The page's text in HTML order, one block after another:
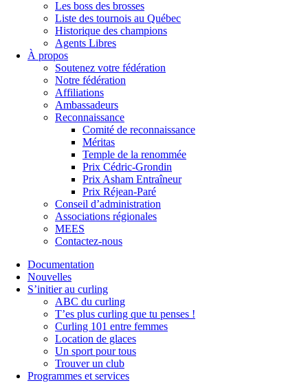
Les boss des brosses
Liste des tournois au Québec
Historique des champions
Agents Libres
À propos
Soutenez votre fédération
Notre fédération
Affiliations
Ambassadeurs
Reconnaissance
Comité de reconnaissance
Méritas
Temple de la renommée
Prix Cédric-Grondin
Prix Asham Entraîneur
Prix Réjean-Paré
Conseil d’administration
Associations régionales
MEES
Contactez-nous
Documentation
Nouvelles
S’initier au curling
ABC du curling
T’es plus curling que tu penses !
Curling 101 entre femmes
Location de glaces
Un sport pour tous
Trouver un club
Programmes et services